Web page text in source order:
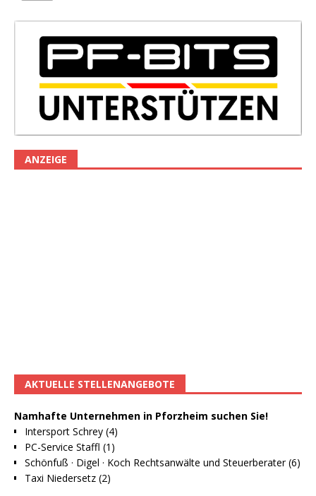
ANZEIGE
AKTUELLE STELLENANGEBOTE
Namhafte Unternehmen in Pforzheim suchen Sie!
Intersport Schrey (4)
PC-Service Staffl (1)
Schönfuß · Digel · Koch Rechtsanwälte und Steuerberater (6)
Taxi Niedersetz (2)